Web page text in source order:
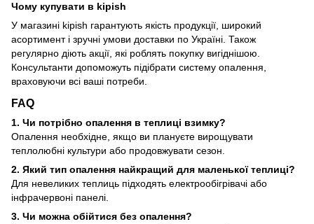
Чому купувати в kipish
У магазині kipish гарантують якість продукції, широкий
асортимент і зручні умови доставки по Україні. Також
регулярно діють акції, які роблять покупку вигіднішою.
Консультанти допоможуть підібрати систему опалення,
враховуючи всі ваші потреби.
FAQ
1. Чи потрібно опалення в теплиці взимку?
Опалення необхідне, якщо ви плануєте вирощувати
теплолюбні культури або продовжувати сезон.
2. Який тип опалення найкращий для маленької теплиці?
Для невеликих теплиць підходять електрообігрівачі або
інфрачервоні панелі.
3. Чи можна обійтися без опалення?